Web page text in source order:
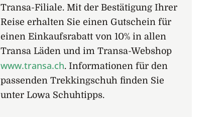
Transa-Filiale. Mit der Bestätigung Ihrer
Reise erhalten Sie einen Gutschein für
einen Einkaufsrabatt von 10% in allen
Transa Läden und im Transa-Webshop
www.transa.ch. Informationen für den
passenden Trekkingschuh finden Sie
unter Lowa Schuhtipps.